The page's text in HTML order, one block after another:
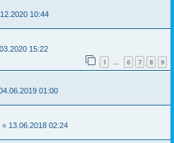
10:44
15:22
1 … 6 7 8 9
01:00
« 13.06.2018 02:24